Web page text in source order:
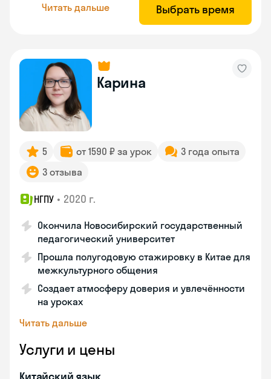
Читать дальше Выбрать время
Карина
5 от 1590 ₽ за урок
3 года опыта
3 отзыва
НГПУ • 2020 г.
Окончила Новосибирский государственный
педагогический университет
Прошла полугодовую стажировку в Китае для
межкультурного общения
Создает атмосферу доверия и увлечённости
на уроках
Читать дальше
Услуги и цены